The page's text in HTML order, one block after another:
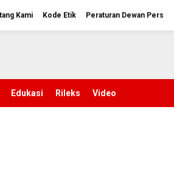
Kami Kode Etik Peraturan Dewan Pers
Edukasi Rileks Video